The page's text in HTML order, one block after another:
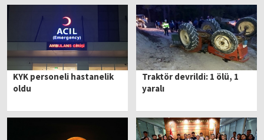
KYK personeli hastanelik
oldu
Traktör devrildi: 1 ölü, 1
yaralı